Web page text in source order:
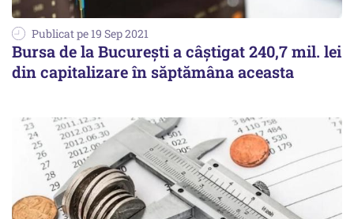
Publicat pe 19 Sep 2021
Bursa de la București a câștigat 240,7 mil. lei
din capitalizare în săptămâna aceasta